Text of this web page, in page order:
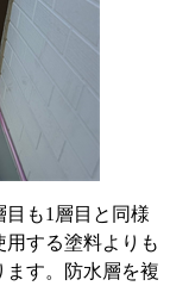
も1層目と同様
する塗料よりも
ます。防水層を複